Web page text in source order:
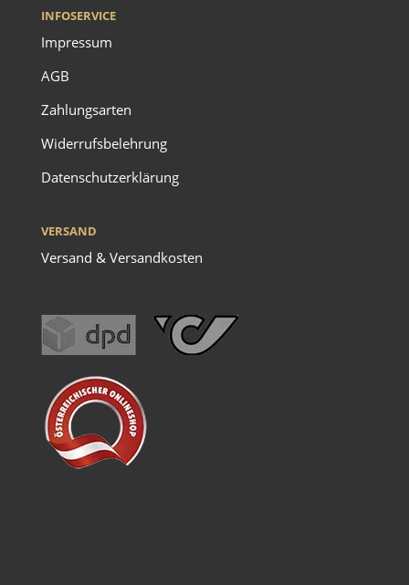
INFOSERVICE
Impressum
AGB
Zahlungsarten
Widerrufsbelehrung
Datenschutzerklärung
VERSAND
Versand & Versandkosten